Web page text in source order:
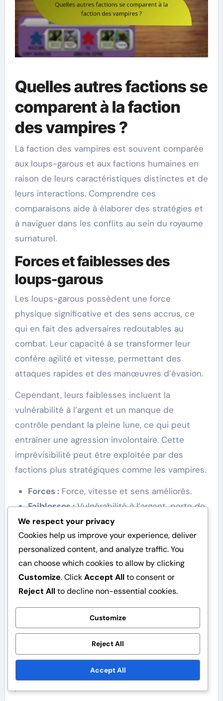
Quelles autres factions se
comparent à la faction
des vampires ?
La faction des vampires est souvent comparée
aux loups-garous et aux factions humaines en
raison de leurs caractéristiques distinctes et de
leurs interactions. Comprendre ces
comparaisons aide à élaborer des stratégies et
à naviguer dans les conflits au sein du royaume
surnaturel.
Forces et faiblesses des
loups-garous
Les loups-garous possèdent une force
physique significative et des sens accrus, ce
qui en fait des adversaires redoutables au
combat. Leur capacité à se transformer leur
confère agilité et vitesse, permettant des
attaques rapides et des manœuvres d’évasion.
Cependant, leurs faiblesses incluent la
vulnérabilité à l’argent et un manque de
contrôle pendant la pleine lune, ce qui peut
entraîner une agression involontaire. Cette
imprévisibilité peut être exploitée par des
factions plus stratégiques comme les vampires.
Forces :Force, vitesse et sens améliorés.
Faiblesses :Vulnérabilité à l’argent, perte de
contrôle pendant la transformation.
Analyse comparative avec
les factions humaines
Les factions humaines manquent généralement
des capacités surnaturelles des vampires et
des loups-garous, ce qui les rend moins
puissantes lors de confrontations directes.
Cependant, les humains possèdent souvent
une technologie avancée et une intelligence
stratégique, ce qui peut égaliser le terrain de
We respect your privacy
Cookies help us improve your experience, deliver
personalized content, and analyze traffic. You
can choose which cookies to allow by clicking
Customize. ClickAccept Allto consent or
Reject Allto decline non-essential cookies.
Customize
Reject All
Accept All